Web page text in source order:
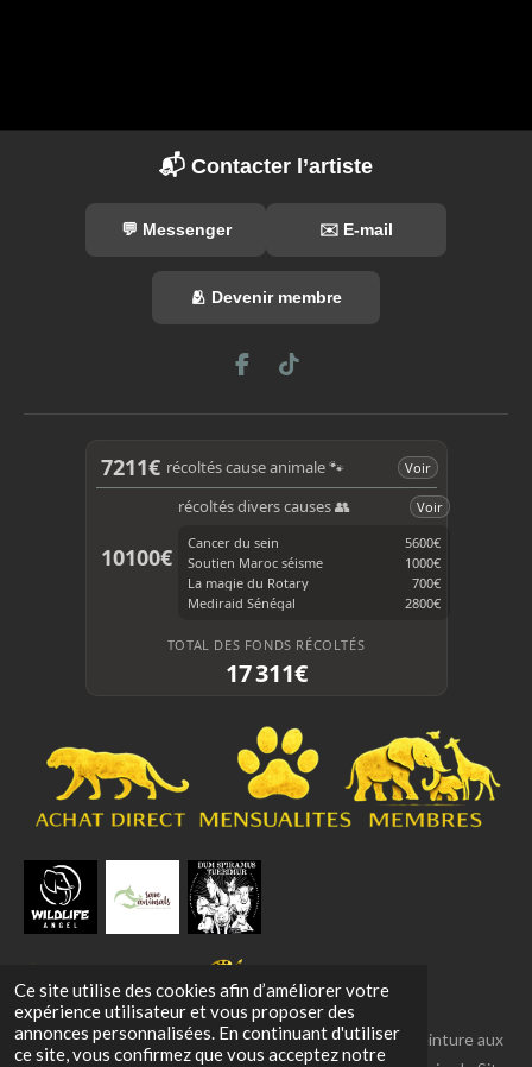
Ce site utilise des cookies afin d’améliorer votre
expérience utilisateur et vous proposer des
annonces personnalisées. En continuant d'utiliser
ce site, vous confirmez que vous acceptez notre
📬 Contacter l’artiste
💬 Messenger ✉️ E-mail
🫂 Devenir membre
F
c
o
T
k
o
7211€ récoltés cause animale 🐾 Voir
10100€
récoltés divers causes 👥
Voir
Cancer du sein
5600€
Soutien Maroc séisme
1000€
La magie du Rotary
700€
Mediraid Sénégal
2800€
TOTAL DES FONDS RÉCOLTÉS
17 311€
© 2020–2026 NEPTCO ART — Vincent LENAERTS Peinture aux